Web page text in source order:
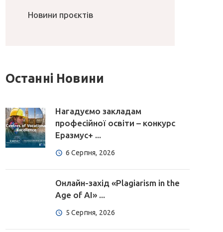
Новини проєктів
Останні Новини
Нагадуємо закладам
професійної освіти – конкурс
Еразмус+ ...
6 Серпня, 2026
Онлайн-захід «Plagiarism in the
Age of AI» ...
5 Серпня, 2026